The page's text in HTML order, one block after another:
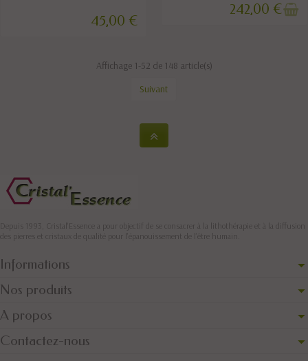
45,00 €
242,00 €
Affichage 1-52 de 148 article(s)
Suivant
Depuis 1993, Cristal'Essence a pour objectif de se consacrer à la lithothérapie et à la diffusion
des pierres et cristaux de qualité pour l’épanouissement de l’être humain.
Informations
Nos produits
A propos
Contactez-nous